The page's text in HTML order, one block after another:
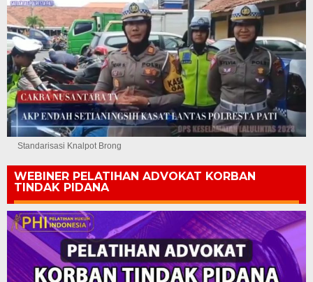
Standarisasi Knalpot Brong
WEBINER PELATIHAN ADVOKAT KORBAN
TINDAK PIDANA